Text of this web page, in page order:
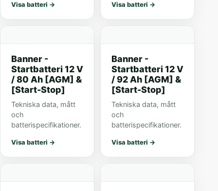
Visa batteri → Visa batteri →
Banner -
Startbatteri 12 V
/ 80 Ah [AGM] &
[Start-Stop]
Tekniska data, mått
och
batterispecifikationer.
Visa batteri →
Banner -
Startbatteri 12 V
/ 92 Ah [AGM] &
[Start-Stop]
Tekniska data, mått
och
batterispecifikationer.
Visa batteri →